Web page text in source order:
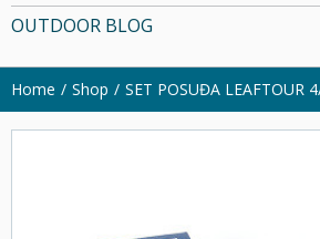
OUTDOOR BLOG
Home Shop SET POSUĐA LEAFTOUR